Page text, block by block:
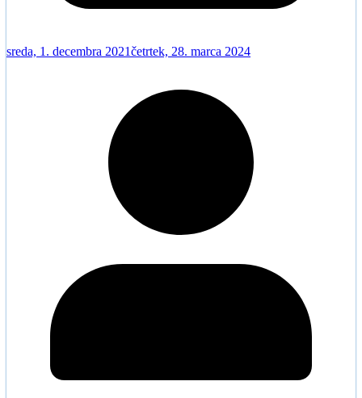
sreda, 1. decembra 2021četrtek, 28. marca 2024